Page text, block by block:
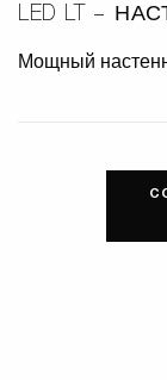
LED LT
Мощный